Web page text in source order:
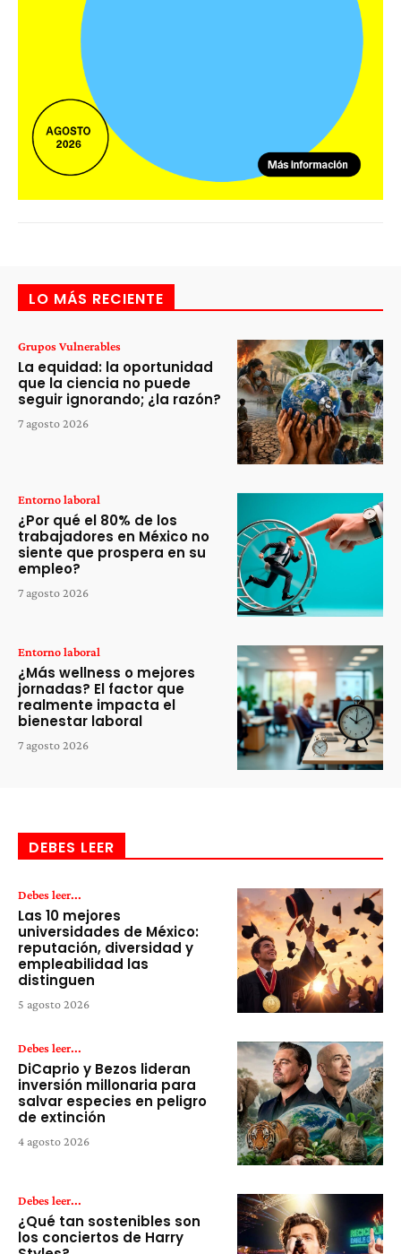
LO MÁS RECIENTE
Grupos Vulnerables
La equidad: la oportunidad
que la ciencia no puede
seguir ignorando; ¿la razón?
7 agosto 2026
Entorno laboral
¿Por qué el 80% de los
trabajadores en México no
siente que prospera en su
empleo?
7 agosto 2026
Entorno laboral
¿Más wellness o mejores
jornadas? El factor que
realmente impacta el
bienestar laboral
7 agosto 2026
DEBES LEER
Debes leer...
Las 10 mejores
universidades de México:
reputación, diversidad y
empleabilidad las
distinguen
5 agosto 2026
Debes leer...
DiCaprio y Bezos lideran
inversión millonaria para
salvar especies en peligro
de extinción
4 agosto 2026
Debes leer...
¿Qué tan sostenibles son
los conciertos de Harry